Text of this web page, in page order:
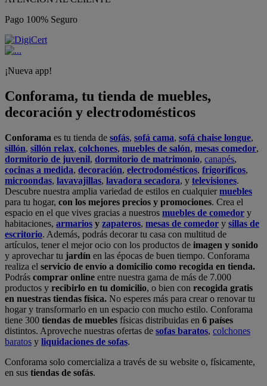
Pago 100% Seguro
¡Nueva app!
Conforama, tu tienda de muebles,
decoración y electrodomésticos
Conforama es tu tienda de sofás, sofá cama, sofá chaise longue,
sillón, sillón relax, colchones, muebles de salón, mesas comedor,
dormitorio de juvenil, dormitorio de matrimonio, canapés,
cocinas a medida, decoración, electrodomésticos, frigoríficos,
microondas, lavavajillas, lavadora secadora, y televisiones.
Descubre nuestra amplia variedad de estilos en cualquiermuebles
para tu hogar, con los mejores precios y promociones. Crea el
espacio en el que vives gracias a nuestros muebles de comedor y
habitaciones, armarios y zapateros, mesas de comedor y sillas de
escritorio. Además, podrás decorar tu casa con multitud de
artículos, tener el mejor ocio con los productos de imagen y sonido
y aprovechar tu jardín en las épocas de buen tiempo. Conforama
realiza el servicio de envío a domicilio como recogida en tienda.
Podrás comprar online entre nuestra gama de más de 7.000
productos y recibirlo en tu domicilio, o bien con recogida gratis
en nuestras tiendas física. No esperes más para crear o renovar tu
hogar y transformarlo en un espacio con mucho estilo. Conforama
tiene 300 tiendas de muebles físicas distribuidas en 6 países
distintos. Aproveche nuestras ofertas de sofas baratos, colchones
baratos y liquidaciones de sofas.
Conforama solo comercializa a través de su website o, físicamente,
en sus tiendas de sofás.